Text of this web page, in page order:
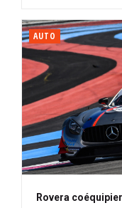
AUTO
Rovera